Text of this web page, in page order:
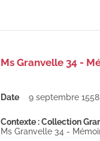
Ms Granvelle 34 -
Date 9 septembre
Contexte : Collection
Ms Granvelle 34 -